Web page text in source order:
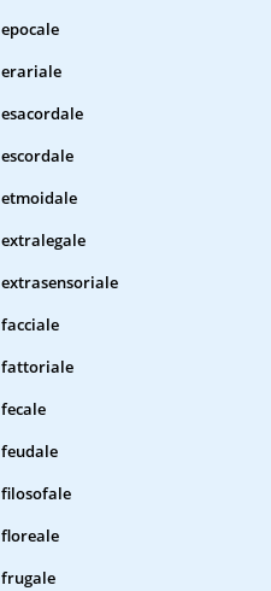
epocale
erariale
esacordale
escordale
etmoidale
extralegale
extrasensoriale
facciale
fattoriale
fecale
feudale
filosofale
floreale
frugale